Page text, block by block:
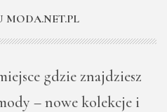
MODA.NET.PL
gdzie znajdziesz
– nowe kolekcje i